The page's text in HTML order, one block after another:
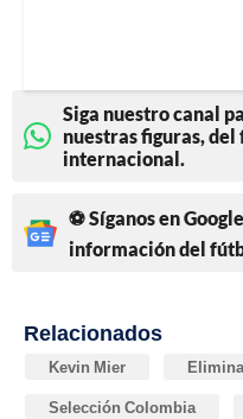
Siga nuestro canal
nuestras figuras,
internacional.
⚽ Síganos en
información del
Relacionados
Kevin Mier
Selección Colombia